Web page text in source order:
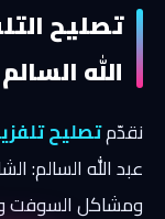
تصليح
الله السالم
نقدّمتصليح
عبد الله السالم:
ومشاكل السوفت